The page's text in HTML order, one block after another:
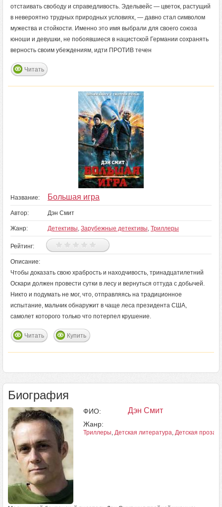
отстаивать свободу и справедливость. Эдельвейс — цветок, растущий
в невероятно трудных природных условиях, — давно стал символом
мужества и стойкости. Именно это имя выбрали для своего союза
юноши и девушки, не побоявшиеся в нацистской Германии сохранять
верность своим убеждениям, идти ПРОТИВ течен
Читать
Название: Большая игра
Автор: Дэн Смит
Жанр: Детективы, Зарубежные детективы, Триллеры
Рейтинг:
Описание:
Чтобы доказать свою храбрость и находчивость, тринадцатилетний
Оскари должен провести сутки в лесу и вернуться оттуда с добычей.
Никто и подумать не мог, что, отправляясь на традиционное
испытание, мальчик обнаружит в чаще леса президента США,
самолет которого только что потерпел крушение.
Читать Купить
Биография
ФИО: Дэн Смит
Жанр:
Триллеры, Детская литература, Детская проза